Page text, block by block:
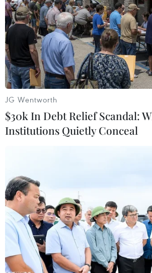
giáo viên đã có hành vi đánh đập
sinh, khiến một học sinh bị rạn hộp
Một trong số các học sinh bị thầy giáo
Cảnh sát Trung Quốc đang truy
giáo viên đã có hành vi đánh
sinh, khiến một học sinh bị rạn
Người giáo viên trên có tên Lei
JG Wentworth
$30k In Debt Relief Scandal:
Institutions Quietly Conceal